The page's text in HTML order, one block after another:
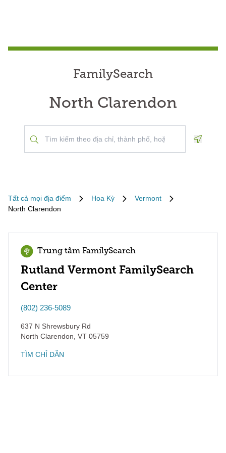
FamilySearch
North Clarendon
Tất cả mọi địa điểm Hoa Kỳ
Vermont
North Clarendon
Trung tâm FamilySearch
Rutland Vermont FamilySearch
Center
(802) 236-5089
637 N Shrewsbury Rd
North Clarendon VT 05759
TÌM CHỈ DẪN